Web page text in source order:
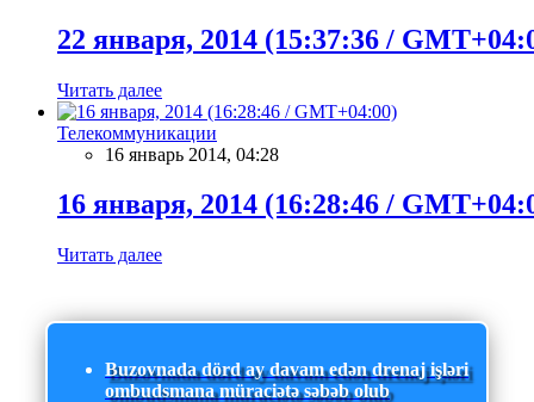
22 января, 2014 (15:37:36 /
Читать далее
Телекоммуникации
16 январь 2014, 04:28
16 января, 2014 (16:28:46 /
Читать далее
Buzovnada dörd ay davam edən drenaj işləri
ombudsmana müraciətə səbəb olub